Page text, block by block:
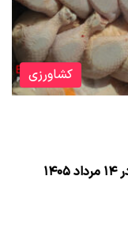
کشاورزی